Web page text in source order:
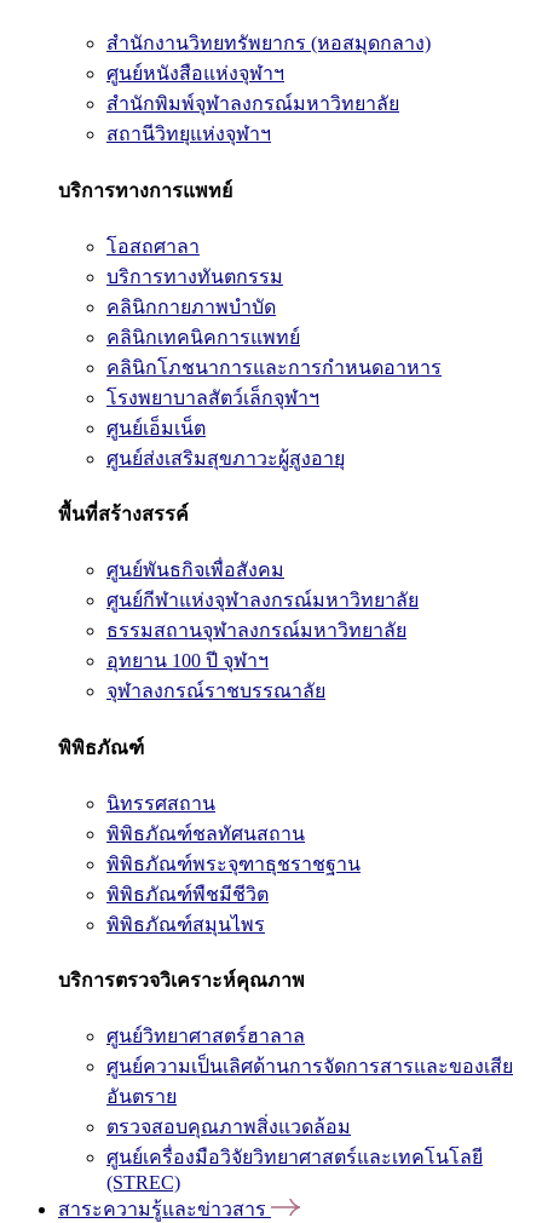
สำนักงานวิทยทรัพยากร (หอสมุดกลาง)
ศูนย์หนังสือแห่งจุฬาฯ
สำนักพิมพ์จุฬาลงกรณ์มหาวิทยาลัย
สถานีวิทยุแห่งจุฬาฯ
บริการทางการแพทย์
โอสถศาลา
บริการทางทันตกรรม
คลินิกกายภาพบำบัด
คลินิกเทคนิคการแพทย์
คลินิกโภชนาการและการกำหนดอาหาร
โรงพยาบาลสัตว์เล็กจุฬาฯ
ศูนย์เอ็มเน็ต
ศูนย์ส่งเสริมสุขภาวะผู้สูงอายุ
พื้นที่สร้างสรรค์
ศูนย์พันธกิจเพื่อสังคม
ศูนย์กีฬาแห่งจุฬาลงกรณ์มหาวิทยาลัย
ธรรมสถานจุฬาลงกรณ์มหาวิทยาลัย
อุทยาน 100 ปี จุฬาฯ
จุฬาลงกรณ์ราชบรรณาลัย
พิพิธภัณฑ์
นิทรรศสถาน
พิพิธภัณฑ์ชลทัศนสถาน
พิพิธภัณฑ์พระจุฑาธุชราชฐาน
พิพิธภัณฑ์พืชมีชีวิต
พิพิธภัณฑ์สมุนไพร
บริการตรวจวิเคราะห์คุณภาพ
ศูนย์วิทยาศาสตร์ฮาลาล
ศูนย์ความเป็นเลิศด้านการจัดการสารและของเสีย
อันตราย
ตรวจสอบคุณภาพสิ่งแวดล้อม
ศูนย์เครื่องมือวิจัยวิทยาศาสตร์และเทคโนโลยี
(STREC)
สาระความรู้และข่าวสาร